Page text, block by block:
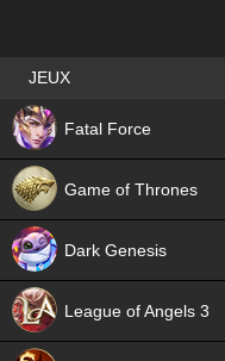
Best RPG games in France
JEUX
Fatal Force
Game of Thrones
Dark Genesis
League of Angels 3